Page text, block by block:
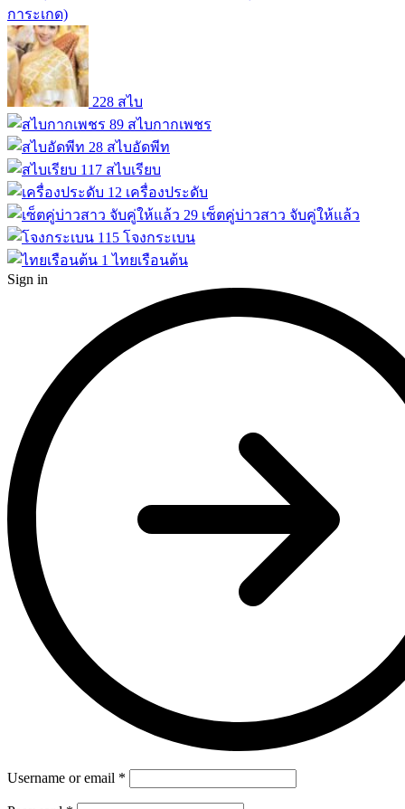
การะเกด)
228 สไบ
89 สไบกากเพชร
28 สไบอัดพีท
117 สไบเรียบ
12 เครื่องประดับ
29 เซ็ตคู่บ่าวสาว จับคู่ให้แล้ว
115 โจงกระเบน
1 ไทยเรือนต้น
Sign in
Username or email *